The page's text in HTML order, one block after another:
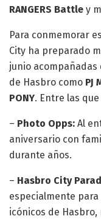
RANGERS Battle y
Para conmemorar
City ha preparado
junio
de Hasbro como PJ
PONY. Entre las
– Photo Opps: Al
aniversario con
durante años.
– Hasbro City
especialmente
icónicos de